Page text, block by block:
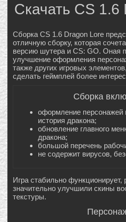
Скачать CS 1.6
Сборка CS 1.6 Dragon Lore
отличную сборку, которая
версию шутера и CS: GO. Оная
улучшение оформления
также других игровых
сделать геймплей более
Сборка
оформление персонажей
история дракона;
обновление главного
дракона;
большой перечень
не содержит вирусов,
Игра стабильно функционирует,
значительно улучшили скины
текстуры.